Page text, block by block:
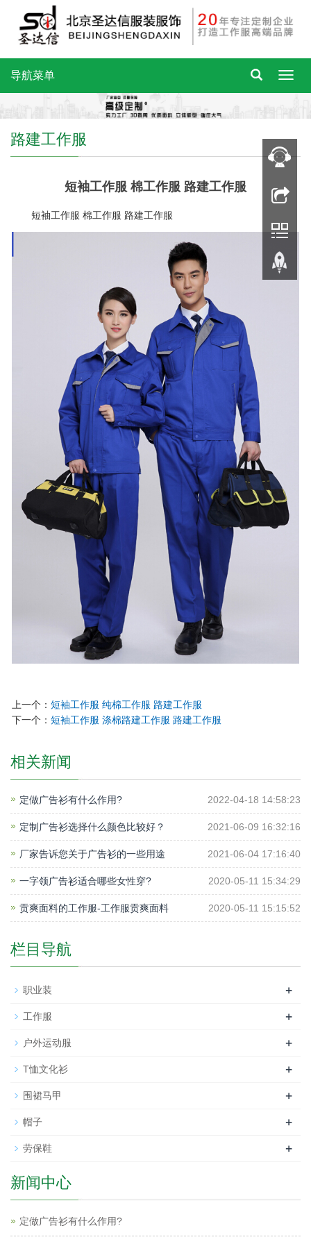
导航菜单
路建工作服
短袖工作服 棉工作服 路建工作服
短袖工作服 棉工作服 路建工作服
上一个： 短袖工作服 纯棉工作服 路建工作服
下一个： 短袖工作服 涤棉路建工作服 路建工作服
相关新闻
2022-04-18 14:58:23
定做广告衫有什么作用?
2021-06-09 16:32:16
定制广告衫选择什么颜色比较好？
2021-06-04 17:16:40
厂家告诉您关于广告衫的一些用途
2020-05-11 15:34:29
一字领广告衫适合哪些女性穿?
2020-05-11 15:15:52
贡爽面料的工作服-工作服贡爽面料
栏目导航
+
职业装
+
工作服
+
户外运动服
+
T恤文化衫
+
围裙马甲
+
帽子
+
劳保鞋
新闻中心
定做广告衫有什么作用?